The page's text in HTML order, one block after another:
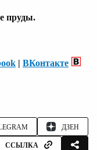
пруды.
| ВКонтакте
ДЗЕН
ССЫЛКА